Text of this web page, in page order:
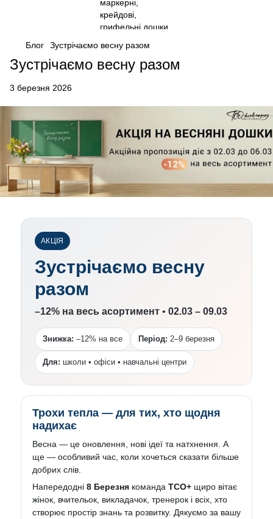
Блог Зустрічаємо весну разом
Зустрічаємо весну разом
3 березня 2026
АКЦІЯ
Зустрічаємо весну
разом
–12% на весь асортимент • 02.03 – 09.03
Знижка: –12% на все Період: 2–9 березня
Для: школи • офіси • навчальні центри
Трохи тепла — для тих, хто щодня
надихає
Весна — це оновлення, нові ідеї та натхнення. А
ще — особливий час, коли хочеться сказати більше
добрих слів.
Напередодні 8 Березня команда ТСО+ щиро вітає
жінок, вчительок, викладачок, тренерок і всіх, хто
створює простір знань та розвитку. Дякуємо за вашу